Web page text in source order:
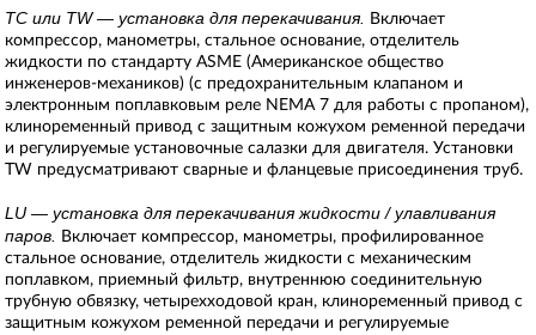
TC или TW — установка для перекачивания.
Включает
компрессор, манометры, стальное основание, отделитель
жидкости по стандарту ASME (Американское общество
инженеров-механиков) (с предохранительным клапаном и
электронным поплавковым реле NEMA 7 для работы с пропаном),
клиноременный привод с защитным кожухом ременной передачи
и регулируемые установочные салазки для двигателя. Установки
TW предусматривают сварные и фланцевые присоединения труб.
LU — установка для перекачивания жидкости / улавливания
паров.
Включает компрессор, манометры, профилированное
стальное основание, отделитель жидкости с механическим
поплавком, приемный фильтр, внутреннюю соединительную
трубную обвязку, четырехходовой кран, клиноременный привод с
защитным кожухом ременной передачи и регулируемые